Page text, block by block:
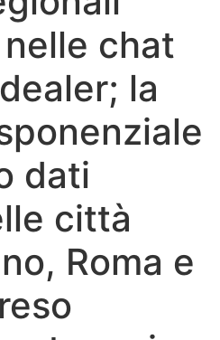
chat
la
dati
città
Roma e